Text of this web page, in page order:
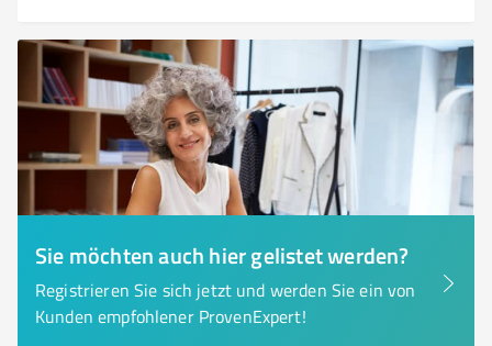
Sie möchten auch hier gelistet werden?
Registrieren Sie sich jetzt und werden Sie ein von
Kunden empfohlener ProvenExpert!